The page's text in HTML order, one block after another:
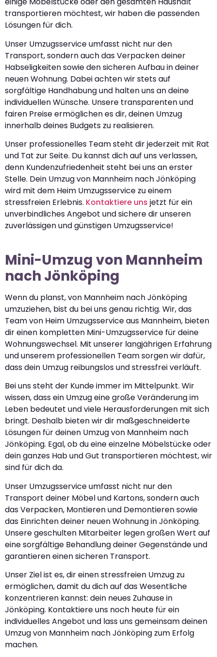
transportieren möchtest, wir haben die passenden
Lösungen für dich.
Unser Umzugsservice umfasst nicht nur den
Transport, sondern auch das Verpacken deiner
Habseligkeiten sowie den sicheren Aufbau in deiner
neuen Wohnung. Dabei achten wir stets auf
sorgfältige Handhabung und halten uns an deine
individuellen Wünsche. Unsere transparenten und
fairen Preise ermöglichen es dir, deinen Umzug
innerhalb deines Budgets zu realisieren.
Unser professionelles Team steht dir jederzeit mit Rat
und Tat zur Seite. Du kannst dich auf uns verlassen,
denn Kundenzufriedenheit steht bei uns an erster
Stelle. Dein Umzug von Mannheim nach Jönköping
wird mit dem Heim Umzugsservice zu einem
stressfreien Erlebnis. Kontaktiere uns jetzt für ein
unverbindliches Angebot und sichere dir unseren
zuverlässigen und günstigen Umzugsservice!
Mini-Umzug von Mannheim
nach Jönköping
Wenn du planst, von Mannheim nach Jönköping
umzuziehen, bist du bei uns genau richtig. Wir, das
Team von Heim Umzugsservice aus Mannheim, bieten
dir einen kompletten Mini-Umzugsservice für deine
Wohnungswechsel. Mit unserer langjährigen Erfahrung
und unserem professionellen Team sorgen wir dafür,
dass dein Umzug reibungslos und stressfrei verläuft.
Bei uns steht der Kunde immer im Mittelpunkt. Wir
wissen, dass ein Umzug eine große Veränderung im
Leben bedeutet und viele Herausforderungen mit sich
bringt. Deshalb bieten wir dir maßgeschneiderte
Lösungen für deinen Umzug von Mannheim nach
Jönköping. Egal, ob du eine einzelne Möbelstücke oder
dein ganzes Hab und Gut transportieren möchtest, wir
sind für dich da.
Unser Umzugsservice umfasst nicht nur den
Transport deiner Möbel und Kartons, sondern auch
das Verpacken, Montieren und Demontieren sowie
das Einrichten deiner neuen Wohnung in Jönköping.
Unsere geschulten Mitarbeiter legen großen Wert auf
eine sorgfältige Behandlung deiner Gegenstände und
garantieren einen sicheren Transport.
Unser Ziel ist es, dir einen stressfreien Umzug zu
ermöglichen, damit du dich auf das Wesentliche
konzentrieren kannst: dein neues Zuhause in
Jönköping. Kontaktiere uns noch heute für ein
individuelles Angebot und lass uns gemeinsam deinen
Umzug von Mannheim nach Jönköping zum Erfolg
machen.